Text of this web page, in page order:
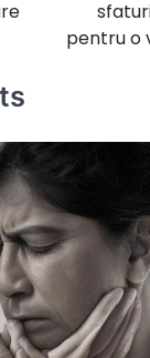
pentru o